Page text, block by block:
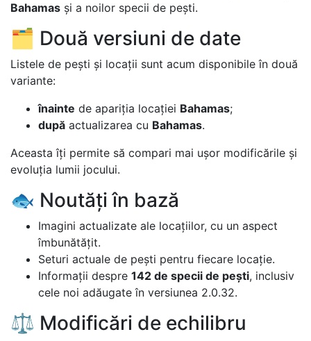
Bahamas și a noilor specii de pești.
🗂️ Două versiuni de date
Listele de pești și locații sunt acum disponibile în două
variante:
înainte de apariția locației Bahamas;
după actualizarea cu Bahamas.
Aceasta îți permite să compari mai ușor modificările și
evoluția lumii jocului.
🐟 Noutăți în bază
Imagini actualizate ale locațiilor, cu un aspect
îmbunătățit.
Seturi actuale de pești pentru fiecare locație.
Informații despre 142 de specii de pești, inclusiv
cele noi adăugate în versiunea 2.0.32.
⚖️ Modificări de echilibru